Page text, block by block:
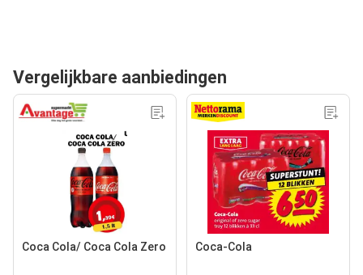
Vergelijkbare aanbiedingen
Coca Cola/ Coca Cola Zero Coca-Cola